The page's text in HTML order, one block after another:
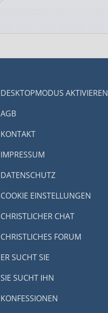
DESKTOPMODUS AKTIVIEREN
AGB
KONTAKT
IMPRESSUM
DATENSCHUTZ
COOKIE EINSTELLUNGEN
CHRISTLICHER CHAT
CHRISTLICHES FORUM
ER SUCHT SIE
SIE SUCHT IHN
KONFESSIONEN